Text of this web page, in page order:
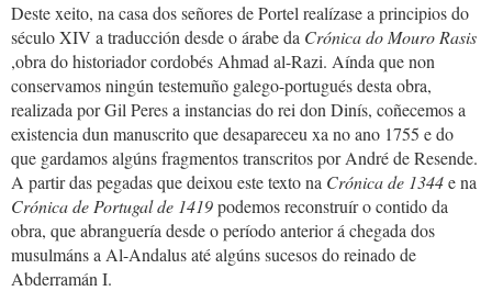
Deste xeito, na casa dos señores de Portel realízase a principios do
século XIV a traducción desde o árabe da Crónica do Mouro Rasis
,obra do historiador cordobés Ahmad al-Razi. Aínda que non
conservamos ningún testemuño galego-portugués desta obra,
realizada por Gil Peres a instancias do rei don Dinís, coñecemos a
existencia dun manuscrito que desapareceu xa no ano 1755 e do
que gardamos algúns fragmentos transcritos por André de Resende.
A partir das pegadas que deixou este texto na Crónica de 1344e na
Crónica de Portugal de 1419podemos reconstruír o contido da
obra, que abranguería desde o período anterior á chegada dos
musulmáns a Al-Andalus até algúns sucesos do reinado de
Abderramán I.